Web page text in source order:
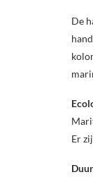
De
Er